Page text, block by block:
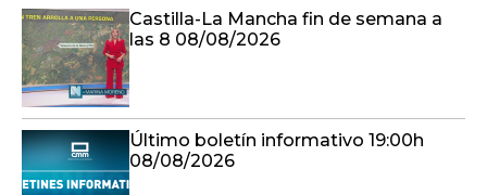
Castilla-La Mancha fin de semana a
las 8 08/08/2026
Último boletín informativo 19:00h
08/08/2026